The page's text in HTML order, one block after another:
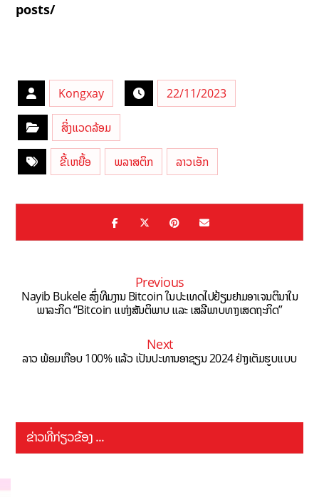
posts/
Kongxay 22/11/2023
ສິ່ງແວດລ້ອມ
ຂີ້ເຫຍື້ອ ພລາສຕິກ ລາວເອັກ
Previous
Nayib Bukele ສົ່ງທີມງານ Bitcoin ໃນປະເທດໄປຢ້ຽມຢາມອາເຈນຕິນາໃນ
ພາລະກິດ “Bitcoin ແຫ່ງສັນຕິພາບ ແລະ ເສລີພາບທາງເສດຖະກິດ”
Next
ລາວ ພ້ອມເກືອບ 100% ແລ້ວ ເປັນປະທານອາຊຽນ 2024 ຢ່າງເຕັມຮູບແບບ
ຂ່າວທີ່ກ່ຽວຂ້ອງ ...